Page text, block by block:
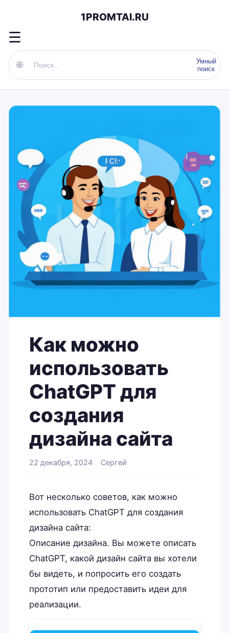
1PROMTAI.RU
☰
🌐
Умный
поиск
Как можно
использовать
ChatGPT для
создания
дизайна сайта
22 декабря, 2024 Сергей
Вот несколько советов, как можно
использовать ChatGPT для создания
дизайна сайта:
Описание дизайна. Вы можете описать
ChatGPT, какой дизайн сайта вы хотели
бы видеть, и попросить его создать
прототип или предоставить идеи для
реализации.